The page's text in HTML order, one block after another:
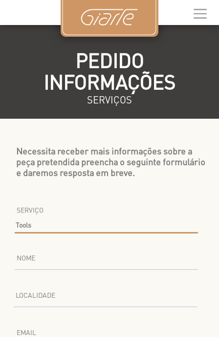
PEDIDO
INFORMAÇÕES
SERVIÇOS
Necessita receber mais informações sobre a
peça pretendida preencha o seguinte formulário
e daremos resposta em breve.
SERVIÇO
NOME
LOCALIDADE
EMAIL